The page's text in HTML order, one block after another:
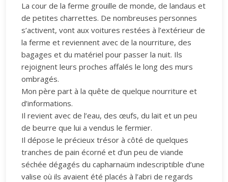
La cour de la ferme grouille de monde, de landaus et
de petites charrettes. De nombreuses personnes
s’activent, vont aux voitures restées à l’extérieur de
la ferme et reviennent avec de la nourriture, des
bagages et du matériel pour passer la nuit. Ils
rejoignent leurs proches affalés le long des murs
ombragés.
Mon père part à la quête de quelque nourriture et
d’informations.
Il revient avec de l’eau, des œufs, du lait et un peu
de beurre que lui a vendus le fermier.
Il dépose le précieux trésor à côté de quelques
tranches de pain écorné et d’un peu de viande
séchée dégagés du capharnaüm indescriptible d’une
valise où ils avaient été placés à l’abri de regards